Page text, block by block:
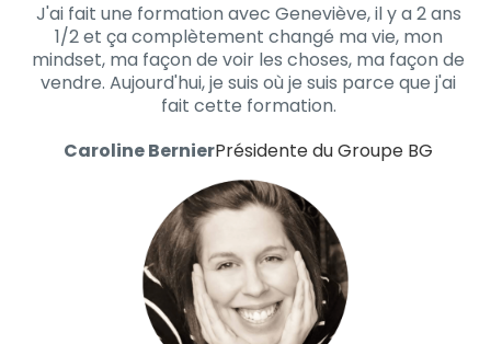
J'ai fait une formation avec Geneviève, il y a 2 ans
1/2 et ça complètement changé ma vie, mon
mindset, ma façon de voir les choses, ma façon de
vendre. Aujourd'hui, je suis où je suis parce que j'ai
fait cette formation.
Caroline BernierPrésidente du Groupe BG